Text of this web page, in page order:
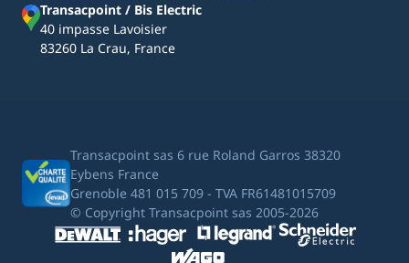
Transacpoint / Bis Electric
40 impasse Lavoisier
83260 La Crau, France
Transacpoint sas 6 rue Roland Garros 38320
Eybens France
Grenoble 481 015 709 - TVA FR61481015709
© Copyright Transacpoint sas 2005-2026